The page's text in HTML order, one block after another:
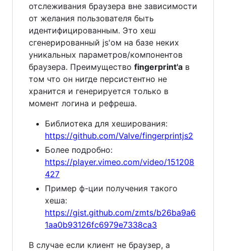
отслеживания браузера вне зависимости
от желания пользователя быть
идентифицированным. Это хеш
сгенерированный js'ом на базе неких
уникальных параметров/компонентов
браузера. Преимущество fingerprint'a в
том что он нигде персистентно не
хранится и генерируется только в
момент логина и рефреша.
Библиотека для хеширования:
https://github.com/Valve/fingerprintjs2
Более подробно:
https://player.vimeo.com/video/151208
427
Пример ф-ции получения такого
хеша:
https://gist.github.com/zmts/b26ba9a6
1aa0b93126fc6979e7338ca3
В случае если клиент не браузер, а